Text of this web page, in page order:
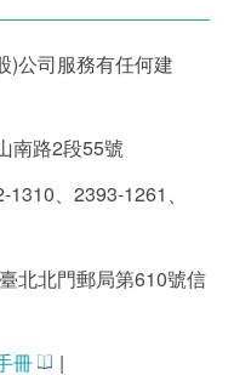
)公司服務有任何建
南路2段55號
1310、2393-1261、
北北門郵局第610號信
冊 |